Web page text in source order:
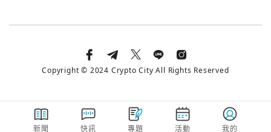
新聞 快訊 專題 活動 我的
Copyright © 2024 Crypto City All Rights Reserved